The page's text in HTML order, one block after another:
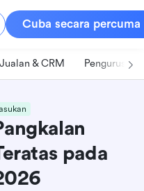
Cuba secara percuma
Jualan & CRM Pengurusan
pada